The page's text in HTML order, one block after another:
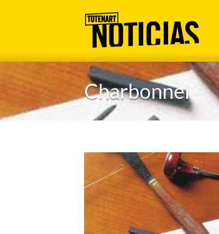
Charbonnel